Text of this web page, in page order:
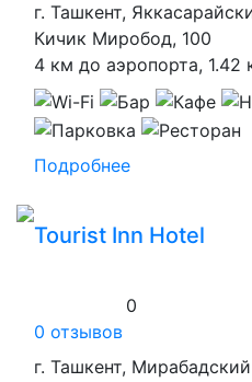
г. Ташкент,
Кичик Миробод, 100
4 км до аэропорта,
Подробнее
Tourist Inn Hotel
0
0 отзывов
г. Ташкент,